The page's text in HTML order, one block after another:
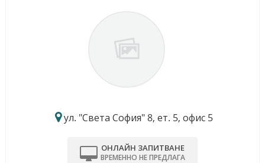
ул. "Света София" 8, ет. 5, офис 5
ОНЛАЙН ЗАПИТВАНЕ
ВРЕМЕННО НЕ ПРЕДЛАГА